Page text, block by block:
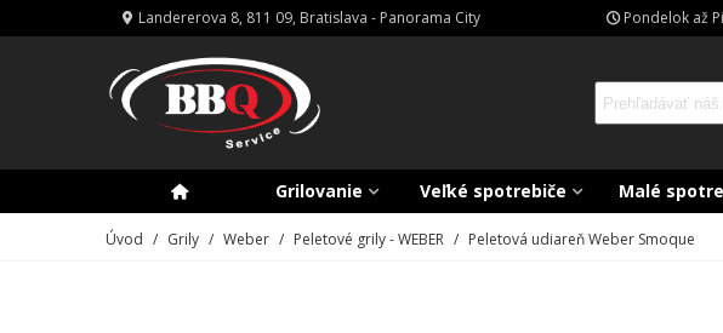
Landererova 8, 811 09, Bratislava - Panorama City Pondelok až
Grilovanie Veľké spotrebiče Malé
Úvod / Grily / Weber / Peletové grily - WEBER / Peletová udiareň Weber Smoque